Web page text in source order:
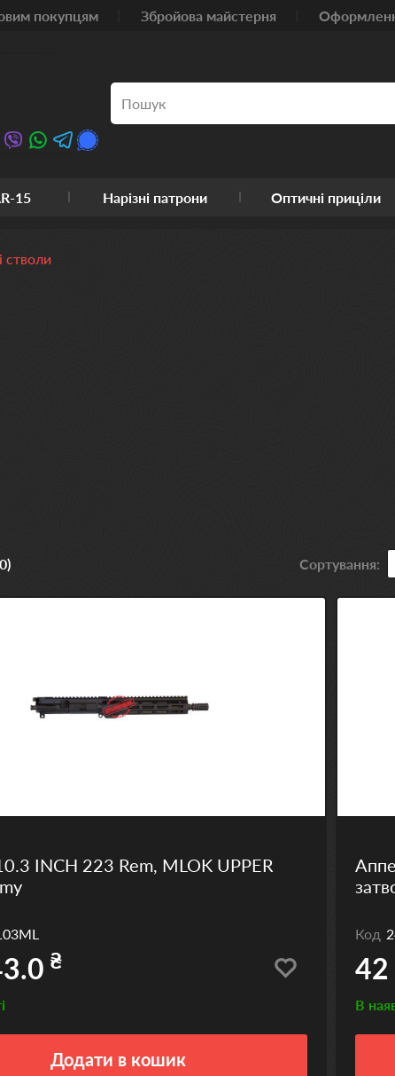
покупцям Збройова майстерня
15 Нарізні патрони Оптичні приціли
стволи
Сортування:
INCH 223 Rem, MLOK UPPER
₴
Додати в кошик
Код
42
В